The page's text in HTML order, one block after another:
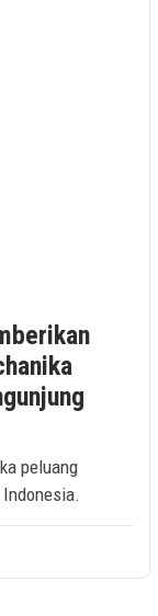
peluang